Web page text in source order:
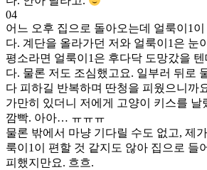
04
어느 오후 집으로 돌아오는데 얼룩이1이
다. 계단을 올라가던 저와 얼룩이1은 눈
평소라면 얼룩이1은 후다닥 도망갔을 텐
다. 물론 저도 조심했고요. 일부러 뒤로
다 피하길 반복하며 딴청을 피웠으니까
가만히 있더니 저에게 고양이 키스를 날
깜빡. 아아… ㅠㅠㅠ
물론 밖에서 마냥 기다릴 수도 없고, 제
룩이1이 편할 것 같지도 않아 집으로 들
피했지만요. 흐흐.